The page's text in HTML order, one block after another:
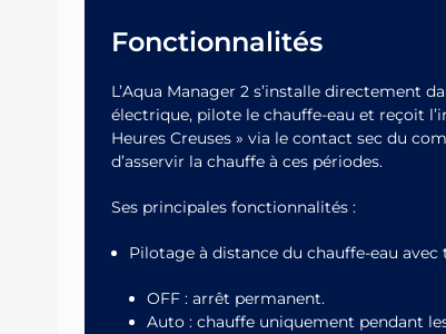
Fonctionnalités
L’Aqua Manager 2 s’installe directement
électrique, pilote le chauffe-eau et reçoit
Heures Creuses » via le contact sec du
d’asservir la chauffe à ces périodes.
Ses principales fonctionnalités :
Pilotage à distance du chauffe-eau avec
OFF : arrêt permanent.
Auto : chauffe uniquement pendant